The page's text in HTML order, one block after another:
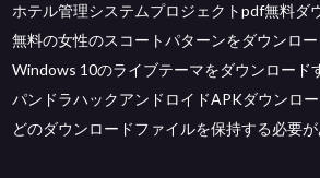
ホテル管理システムプロジェクトpdf無料ダ
無料の女性のスコートパターンをダウンロー
Windows 10のライブテーマをダウンロード
パンドラハックアンドロイドAPKダウンロー
どのダウンロードファイルを保持する必要